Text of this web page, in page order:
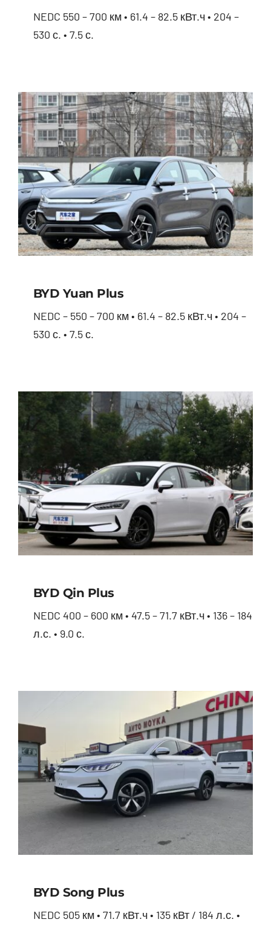
NEDC 550 – 700 км • 61.4 – 82.5 кВт.ч • 204 –
530 с. • 7.5 с.
BYD Yuan Plus
NEDC – 550 – 700 км • 61.4 – 82.5 кВт.ч • 204 –
530 с. • 7.5 с.
BYD Qin Plus
NEDC 400 – 600 км • 47.5 – 71.7 кВт.ч • 136 – 184
л.с. • 9.0 с.
BYD Song Plus
NEDC 505 км • 71.7 кВт.ч • 135 кВт / 184 л.с. •